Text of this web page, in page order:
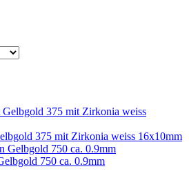
375 mit Zirkonia weiss 16x10mm
750 ca. 0.9mm